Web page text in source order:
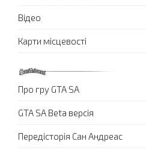
Відео
Карти місцевості
Про гру GTA SA
GTA SA Beta версія
Передісторія Сан Андреас